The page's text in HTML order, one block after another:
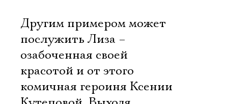
Другим примером может
послужить Лиза –
озабоченная своей
красотой и от этого
комичная героиня Ксении